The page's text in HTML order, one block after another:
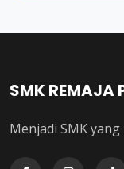
SMK REMAJA
Menjadi SMK